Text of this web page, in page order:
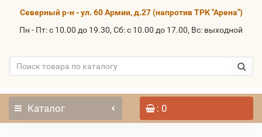
Северный р-н - ул. 60 Армии, д.27 (напротив ТРК "Арена")
Пн - Пт: с 10.00 до 19.30, Сб: с 10.00 до 17.00, Вс: выходной
Каталог : 0